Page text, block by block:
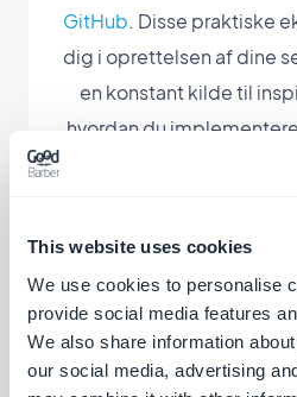
This website uses cookies
We use cookies to personalise
provide social media features
We also share information
our social media, advertising
GitHub. Disse praktiske
dig i oprettelsen af dine
en konstant kilde til
hvordan du
tilpasser dem til dit eget